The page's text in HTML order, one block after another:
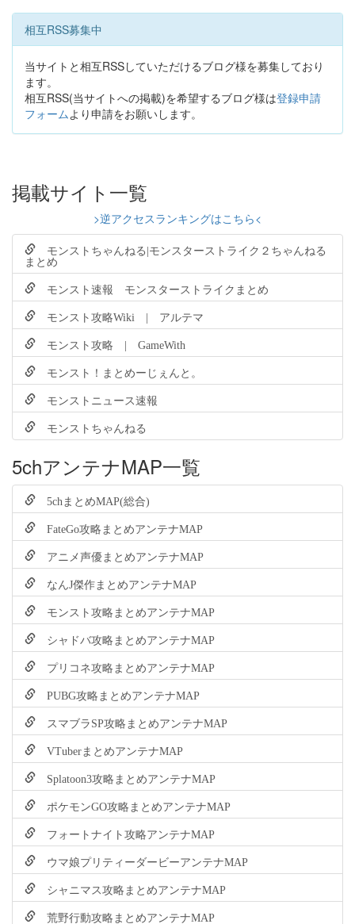
相互RSS募集中
当サイトと相互RSSしていただけるブログ様を募集しており
ます。
相互RSS(当サイトへの掲載)を希望するブログ様は登録申請
フォームより申請をお願いします。
掲載サイト一覧
>逆アクセスランキングはこちら<
モンストちゃんねる|モンスターストライク２ちゃんねる
まとめ
モンスト速報 モンスターストライクまとめ
モンスト攻略Wiki | アルテマ
モンスト攻略 | GameWith
モンスト！まとめーじぇんと。
モンストニュース速報
モンストちゃんねる
5chアンテナMAP一覧
5chまとめMAP(総合)
FateGo攻略まとめアンテナMAP
アニメ声優まとめアンテナMAP
なんJ傑作まとめアンテナMAP
モンスト攻略まとめアンテナMAP
シャドバ攻略まとめアンテナMAP
プリコネ攻略まとめアンテナMAP
PUBG攻略まとめアンテナMAP
スマブラSP攻略まとめアンテナMAP
VTuberまとめアンテナMAP
Splatoon3攻略まとめアンテナMAP
ポケモンGO攻略まとめアンテナMAP
フォートナイト攻略アンテナMAP
ウマ娘プリティーダービーアンテナMAP
シャニマス攻略まとめアンテナMAP
荒野行動攻略まとめアンテナMAP